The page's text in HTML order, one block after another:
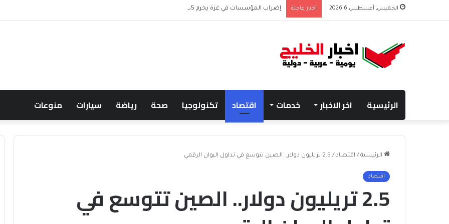
الخميس, أغسطس 6 2026 أخبار عاجلة إضراب المؤسسات في غزة يحرم 45 ألف موظف من الرواتب
الرئيسية اخر الاخبار خدمات اقتصاد تكنولوجيا صحة رياضة سيارات منوعات
الرئيسية / اقتصاد / 2.5 تريليون دولار.. الصين تتوسع في تداول اليوان الرقمي
اقتصاد
2.5 تريليون دولار.. الصين تتوسع في